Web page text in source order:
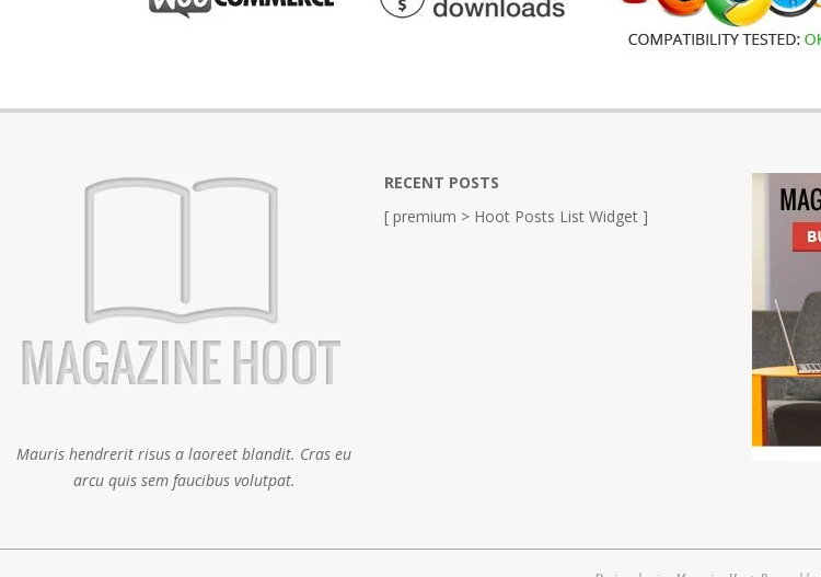
Mauris hendrerit risus a laoreet blandit. Cras eu
arcu quis sem faucibus volutpat.
RECENT POSTS
[ premium > Hoot Posts List Widget ]